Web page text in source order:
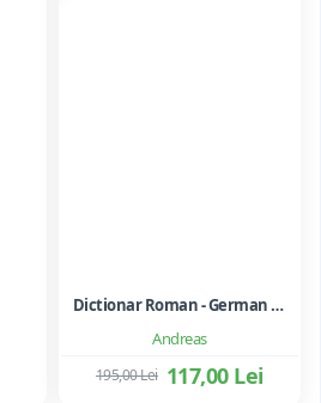
Andreas
Dictionar Roman - German - Mihai Anutei
117,00 Lei
195,00 Lei